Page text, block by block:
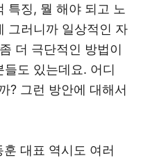
특징, 뭘 해야 되고 노
그러니까 일상적인 자
더 극단적인 방법이
도 있는데요. 어디
? 그런 방안에 대해서
대표 역시도 여러